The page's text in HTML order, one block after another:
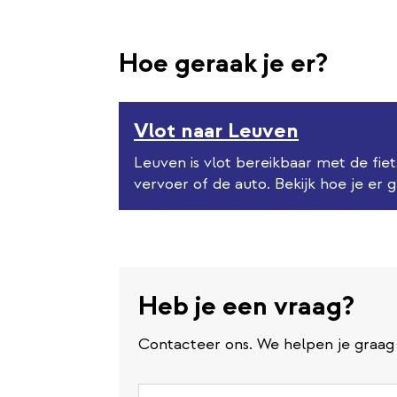
Hoe geraak je er?
Vlot naar Leuven
Leuven is vlot bereikbaar met de
vervoer of de auto. Bekijk hoe je er
Heb je een vraag?
Contacteer ons. We helpen je